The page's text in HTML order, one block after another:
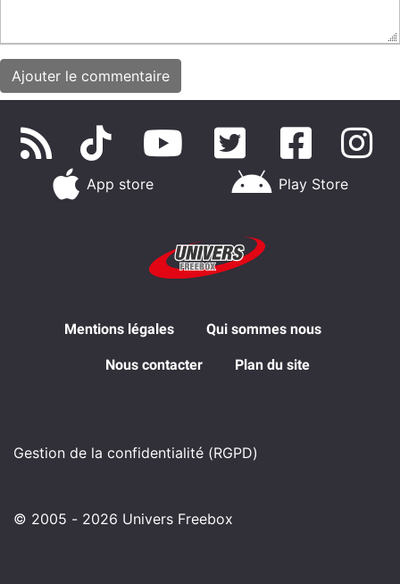
App store Play Store
Mentions légales Qui sommes nous
Nous contacter Plan du site
Gestion de la confidentialité (RGPD)
© 2005 - 2026 Univers Freebox